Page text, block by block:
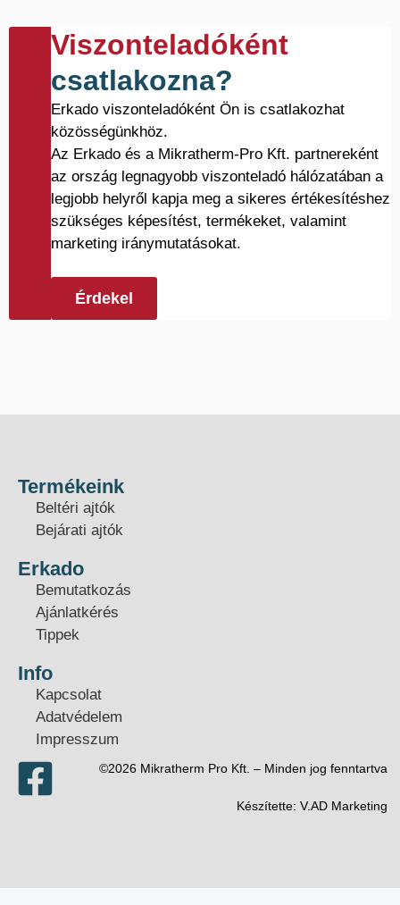
Viszonteladóként
csatlakozna?
Erkado viszonteladóként Ön is csatlakozhat
közösségünkhöz.
Az Erkado és a Mikratherm-Pro Kft. partnereként
az ország legnagyobb viszonteladó hálózatában a
legjobb helyről kapja meg a sikeres értékesítéshez
szükséges képesítést, termékeket, valamint
marketing iránymutatásokat.
Érdekel
Termékeink
Beltéri ajtók
Bejárati ajtók
Erkado
Bemutatkozás
Ajánlatkérés
Tippek
Info
Kapcsolat
Adatvédelem
Impresszum
©2026 Mikratherm Pro Kft. – Minden jog fenntartva​
Készítette: V.AD Marketing